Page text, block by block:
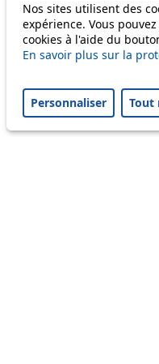
Disruption to
Reset filters
Only lines affected by
A question ? An
Nos sites utilisent des
expérience. Vous
cookies à l'aide du
En savoir plus sur la
Personnaliser Tout